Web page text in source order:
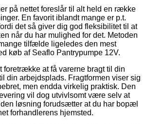
på nettet foreslår til alt held en række
En favorit iblandt mange er p.t.
det så giver dig god fleksibilitet til at
når du har mulighed for det. Metoden
tilfælde ligeledes den mest
køb af Seaflo Pantrypumpe 12V.
foretrække at få varerne bragt til din
din arbejdsplads. Fragtformen viser sig
men endda virkelig praktisk. Den
vil dog utvivlsomt være selv at
løsning forudsætter at du har bopæl
forhandlerens hjemsted.